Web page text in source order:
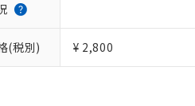
(税別) ¥ 2,800